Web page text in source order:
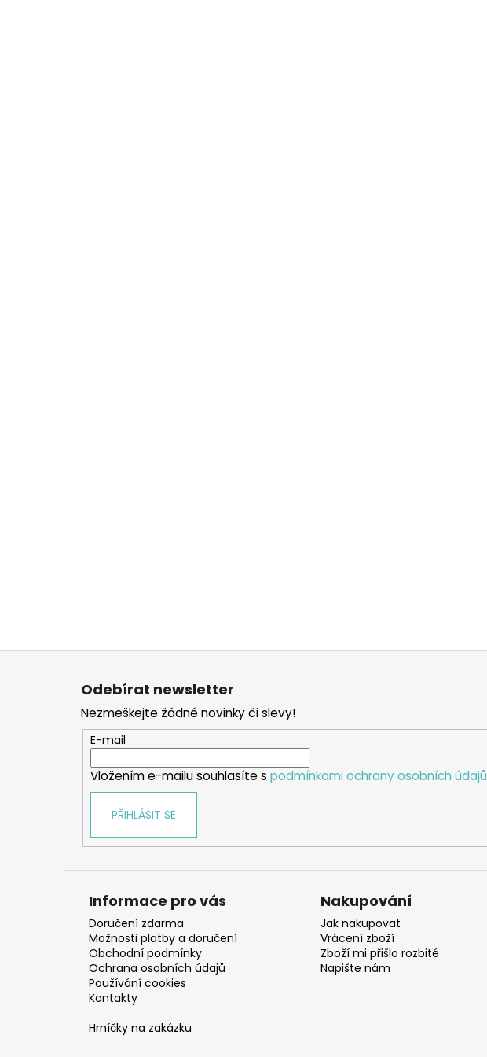
Z
Odebírat newsletter
Nezmeškejte žádné novinky či slevy!
E-mail
Vložením e-mailu souhlasíte s podmínkami ochrany osobních údajů
PŘIHLÁSIT SE
Informace pro vás
Doručení zdarma
Možnosti platby a doručení
Obchodní podmínky
Ochrana osobních údajů
Používání cookies
Kontakty
Hrníčky na zakázku
Nakupování
Jak nakupovat
Vrácení zboží
Zboží mi přišlo rozbité
Napište nám